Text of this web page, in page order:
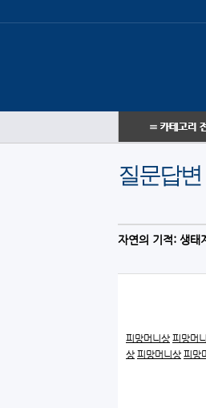
질문답변
자연의 기적: 생태
피망머니상 피망머
상 피망머니상 피망